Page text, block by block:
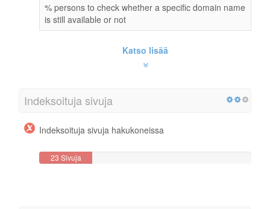
% persons to check whether a specific domain name
is still available or not
Katso lisää
Indeksoituja sivuja
Indeksoituja sivuja hakukoneissa
23 Sivuja